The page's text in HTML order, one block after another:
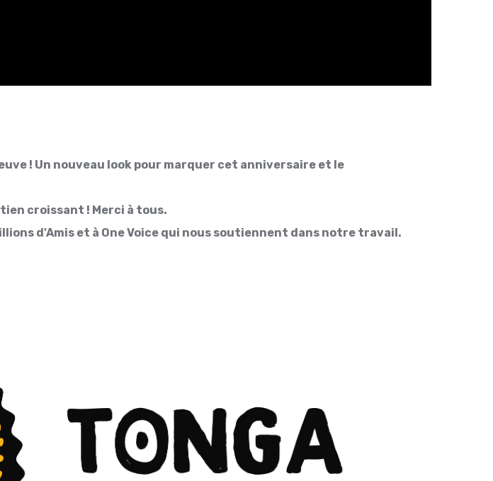
! Un nouveau look pour marquer cet anniversaire et le
croissant ! Merci à tous.
d'Amis et à One Voice qui nous soutiennent dans notre travail.